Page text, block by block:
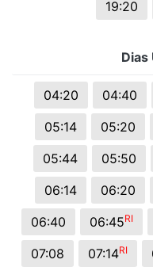
19:20
Dias
04:20 04:40
05:14
05:20
05:44
05:50
06:14
06:20
06:40
06:45RI
07:08 07:14RI